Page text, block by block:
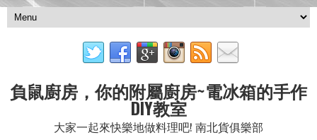
負鼠廚房，你的附屬廚房~電冰箱的手作
DIY教室
大家一起來快樂地做料理吧! 南北貨俱樂部